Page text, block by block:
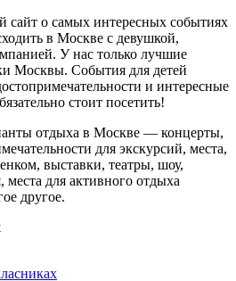
сайт о самых интересных событиях
в Москве с девушкой,
У нас только лучшие
Москвы. События для детей
и интересные
стоит посетить!
отдыха в Москве — концерты,
для экскурсий, места,
выставки, театры, шоу,
для активного отдыха
другое.